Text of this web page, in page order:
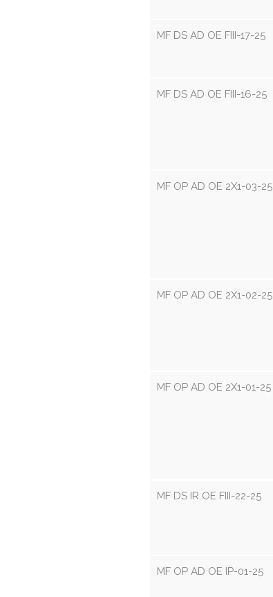
MF DS AD OE FIII-17-25
MF DS AD OE FIII-16-25
MF OP AD OE 2X1-03-25
MF OP AD OE 2X1-02-25
MF OP AD OE 2X1-01-25
MF DS IR OE FIII-22-25
MF OP AD OE IP-01-25